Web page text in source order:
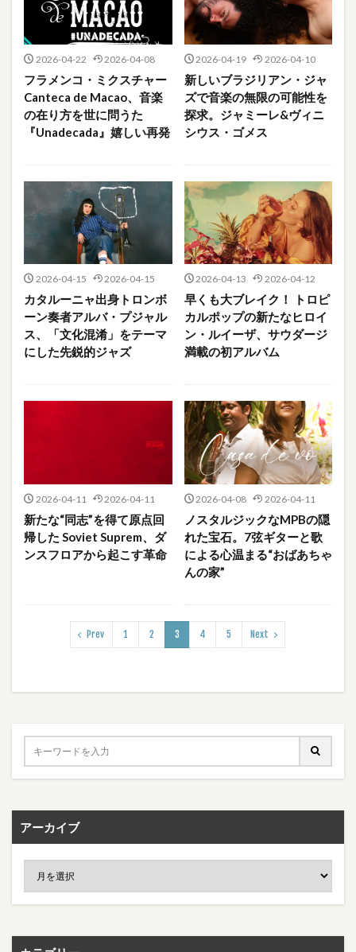
2026-04-22 2026-04-08
フラメンコ・ミクスチャー
Canteca de Macao、音楽
の在り方を世に問うた
『Unadecada』嬉しい再発
2026-04-19 2026-04-10
新しいブラジリアン・ジャ
ズで音楽の無限の可能性を
探求。ジャミーレ&ヴィニ
シウス・ゴメス
2026-04-15 2026-04-15
カタルーニャ出身トロンボ
ーン奏者アルバ・プジャル
ス、「文化混淆」をテーマ
にした先鋭的ジャズ
2026-04-13 2026-04-12
早くも大ブレイク！ トロピ
カルポップの新たなヒロイ
ン・ルイーザ、サウダージ
満載の初アルバム
2026-04-11 2026-04-11
新たな“同志”を得て原点回
帰した Soviet Suprem、ダ
ンスフロアから起こす革命
2026-04-08 2026-04-11
ノスタルジックなMPBの隠
れた宝石。7弦ギターと歌
による心温まる“おばあちゃ
んの家”
Prev 1 2 3 4 5 Next
アーカイブ